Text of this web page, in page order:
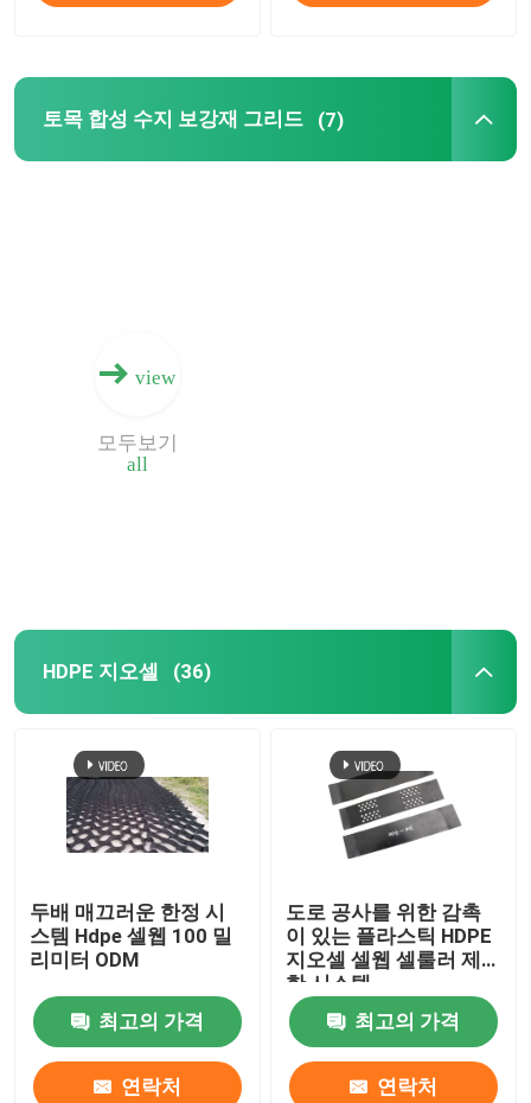
토목 합성 수지 보강재 그리드 (7)
view
all
모두보기
HDPE 지오셀 (36)
두배 매끄러운 한정 시
스템 Hdpe 셀웹 100 밀
리미터 ODM
최고의 가격
연락처
도로 공사를 위한 감촉
이 있는 플라스틱 HDPE
지오셀 셀웹 셀룰러 제
한 시스템
최고의 가격
연락처